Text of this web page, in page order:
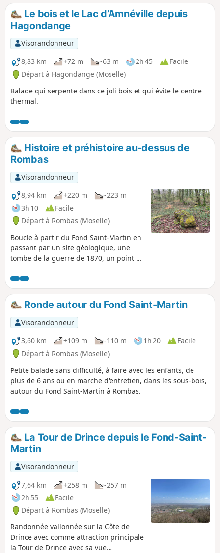
Moyeuvre-Grande.
Le bois et le Lac d’Amnéville depuis
Hagondange
Visorandonneur
8,83 km
+72 m -63 m 2h 45
Facile
Départ à Hagondange (Moselle)
Balade qui serpente dans ce joli bois et qui évite le centre
thermal.
Histoire et préhistoire au-dessus de
Rombas
Visorandonneur
8,94 km
+220 m
-223 m
3h 10
Facile
Départ à Rombas (Moselle)
Boucle à partir du Fond Saint-Martin en
passant par un site géologique, une
tombe de la guerre de 1870, un point de
peu de dénivelé sur ce parcours.
Ronde autour du Fond Saint-Martin
Visorandonneur
3,60 km
+109 m -110 m 1h 20
Facile
Départ à Rombas (Moselle)
Petite balade sans difficulté, à faire avec les enfants, de
plus de 6 ans ou en marche d'entretien, dans les sous-bois,
autour du Fond Saint-Martin à Rombas.
La Tour de Drince depuis le Fond-Saint-
Martin
Visorandonneur
7,64 km
+258 m
-257 m
2h 55
Facile
Départ à Rombas (Moselle)
Randonnée vallonnée sur la Côte de
Drince avec comme attraction principale
la Tour de Drince avec sa vue